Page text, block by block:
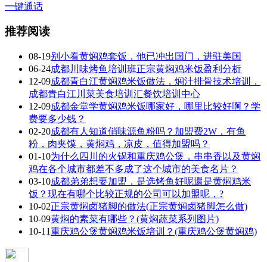
一键通话
推荐阅读
08-19别小看黄焖鸡套饭，他已冲出国门，进驻美国
06-24成都川味烤鱼培训班正宗黄焖鸡米饭盈利分析
12-09成都青白江黄焖鸡米饭做法，焖汁排骨技术培训，
成都青白江川菜美食培训汇餐饮培训中心
12-09成都金堂学黄焖鸡米饭哪家好，哪里比较好啊？学
费要多少钱？
02-20成都有人知道俏味源鱼粉吗？加盟费2W，有鱼
粉，肉夹馍，黄焖鸡，凉皮，值得加盟吗？
01-10为什么四川的火锅和重庆鸡公煲，串串香以及黄焖
鸡在各个城市都差不多成了这个城市的美食名片？
03-10成都弟弟想要加盟，是选烤鱼好呢還是黄焖鸡米
饭？现在有哪个比较正规的公司可以加盟呢，?
10-02正宗黄焖卤猪脚的做法(正宗黄焖卤猪脚怎么做)
10-09黄焖的素菜有哪些？(黄焖蔬菜系列图片)
10-11重庆鸡公煲黄焖鸡米饭培训？(重庆鸡公煲黄焖鸡)